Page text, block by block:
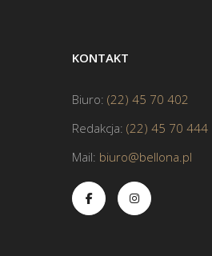
KONTAKT
Biuro: (22) 45 70 402
Redakcja: (22) 45 70 444
Mail: biuro@bellona.pl